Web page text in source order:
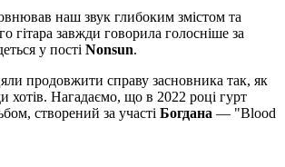
наш звук глибоким змістом та
гітара завжди говорила голосніше за
у пості Nonsun.
продовжити справу засновника так, як
хотів. Нагадаємо, що в 2022 році гурт
створений за участі Богдана — "Blood